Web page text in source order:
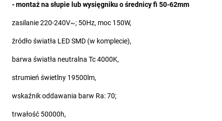
- montaż na słupie lub wysięgniku o średnicy fi 50-62mm
zasilanie 220-240V~; 50Hz, moc 150W,
źródło światła LED SMD (w komplecie),
barwa światła neutralna Tc 4000K,
strumień świetlny 19500lm,
wskaźnik oddawania barw Ra: 70;
trwałość 50000h,